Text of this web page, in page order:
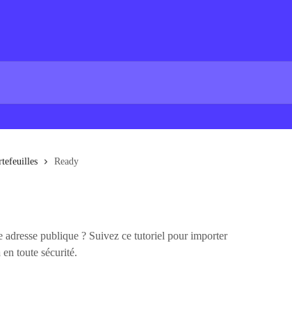
Ready
publique ? Suivez ce tutoriel pour importer
toute sécurité.